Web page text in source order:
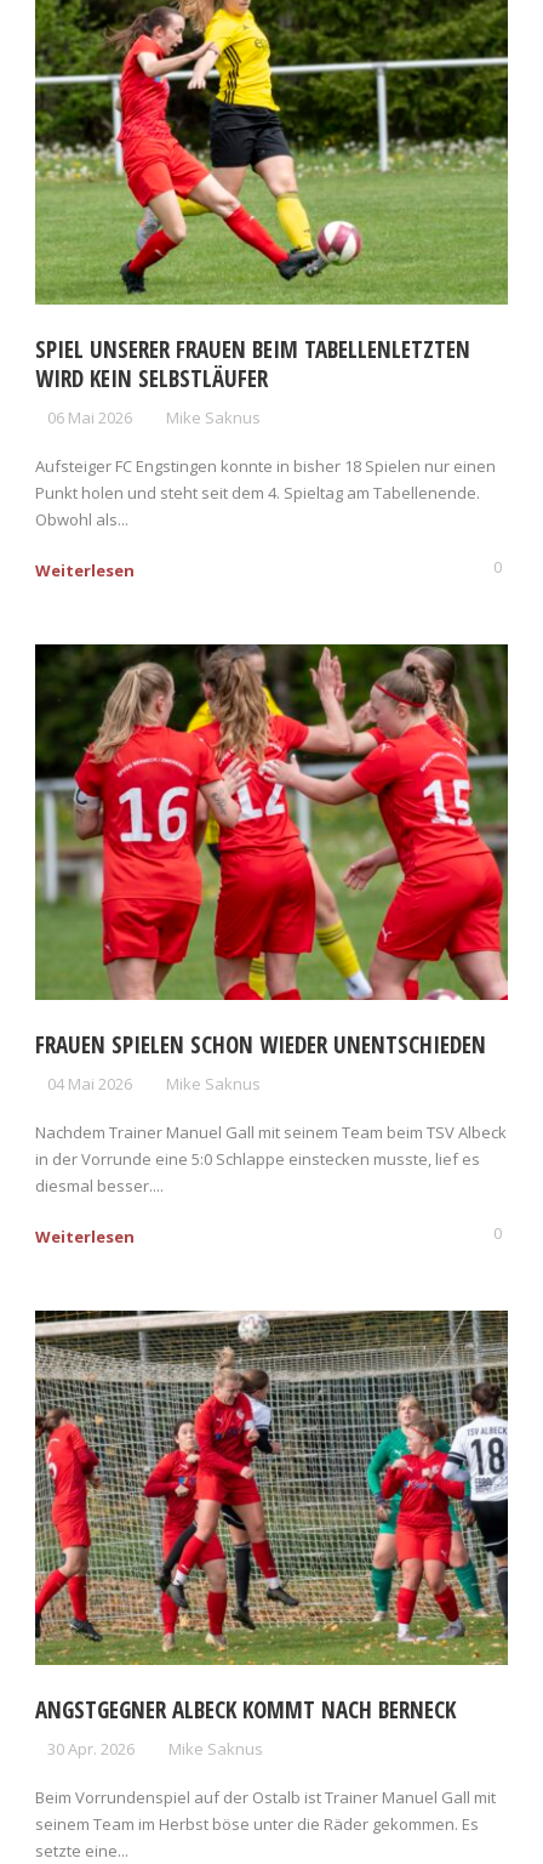
SPIEL UNSERER FRAUEN BEIM TABELLENLETZTEN
WIRD KEIN SELBSTLÄUFER
06 Mai 2026 Mike Saknus
Aufsteiger FC Engstingen konnte in bisher 18 Spielen nur einen
Punkt holen und steht seit dem 4. Spieltag am Tabellenende.
Obwohl als...
Weiterlesen 0
FRAUEN SPIELEN SCHON WIEDER UNENTSCHIEDEN
04 Mai 2026 Mike Saknus
Nachdem Trainer Manuel Gall mit seinem Team beim TSV Albeck
in der Vorrunde eine 5:0 Schlappe einstecken musste, lief es
diesmal besser....
Weiterlesen 0
ANGSTGEGNER ALBECK KOMMT NACH BERNECK
30 Apr. 2026 Mike Saknus
Beim Vorrundenspiel auf der Ostalb ist Trainer Manuel Gall mit
seinem Team im Herbst böse unter die Räder gekommen. Es
setzte eine...